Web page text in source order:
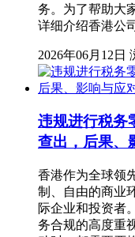
务。为了帮助大
详细介绍香港公
2026年06月12日
违规进行税务
查出，后果、
香港作为全球领
制、自由的商业
际企业和投资者
务合规的高度重